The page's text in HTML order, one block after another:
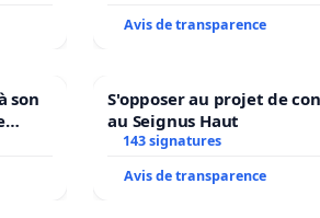
subiront des détours
le sens nord ↔ sud, pour
permettant de traverser ce
Avis de transparence
son
S'opposer au projet de
au Seignus Haut
143 signatures
Avis de transparence